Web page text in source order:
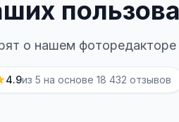
о нашем фоторедакторе
4.9из 5 на основе 18 432 отзывов